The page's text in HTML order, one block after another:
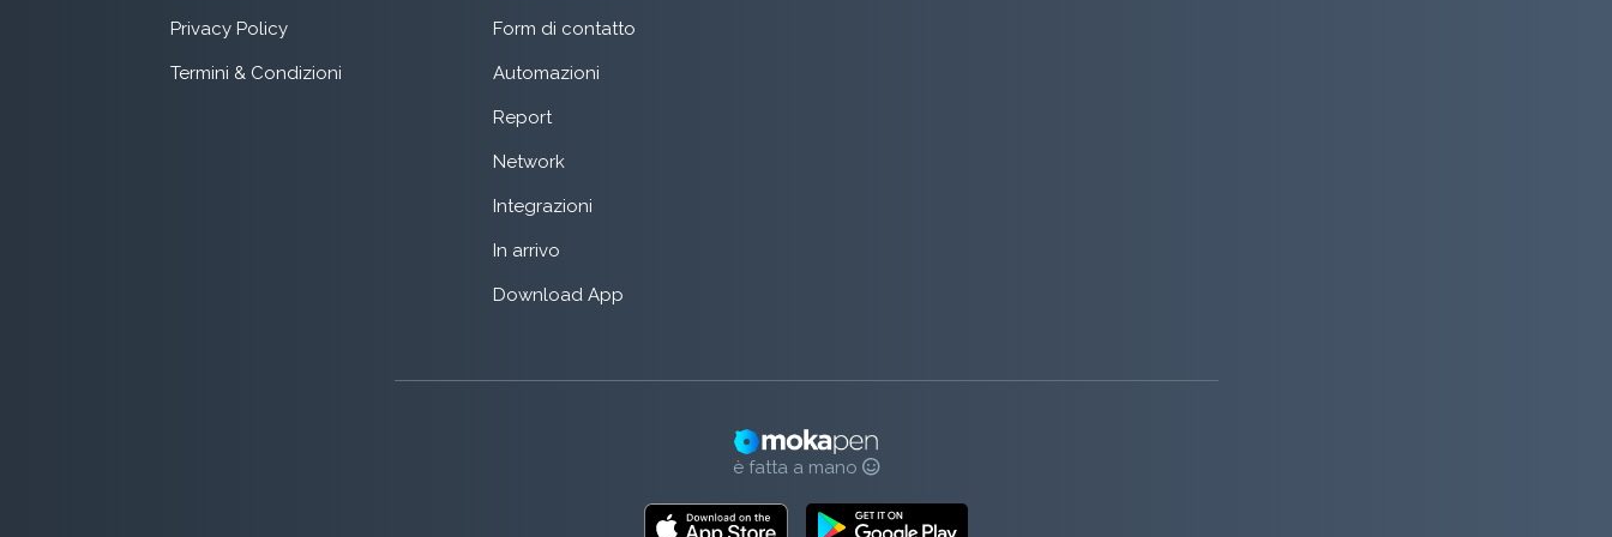
Privacy Policy
Termini & Condizioni
Form di contatto
Automazioni
Report
Network
Integrazioni
In arrivo
Download App
è fatta a mano